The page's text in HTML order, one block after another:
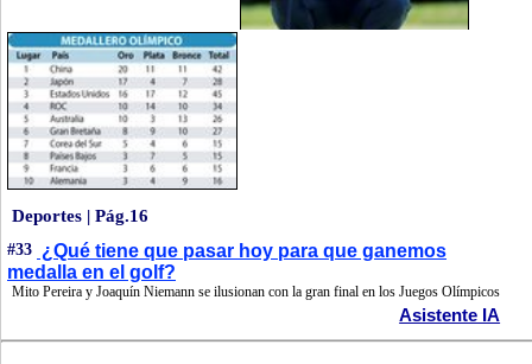
Deportes | Pág.16
#33 ¿Qué tiene que pasar hoy para que ganemos
medalla en el golf?
Mito Pereira y Joaquín Niemann se ilusionan con la gran final en los Juegos Olímpicos
Asistente IA